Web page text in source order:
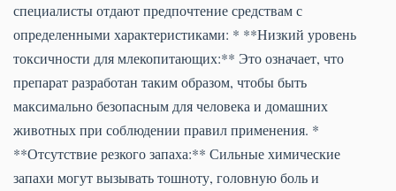
специалисты отдают предпочтение средствам с
определенными характеристиками: * **Низкий уровень
токсичности для млекопитающих:** Это означает, что
препарат разработан таким образом, чтобы быть
максимально безопасным для человека и домашних
животных при соблюдении правил применения. *
**Отсутствие резкого запаха:** Сильные химические
запахи могут вызывать тошноту, головную боль и